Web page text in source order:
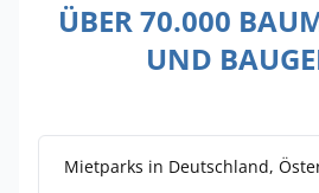
ÜBER 70.000
UND
Mietparks in Deutschland,